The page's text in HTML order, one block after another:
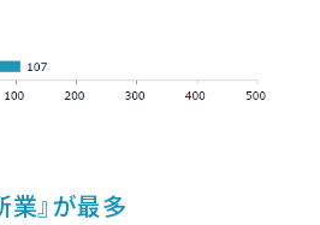
』が最多